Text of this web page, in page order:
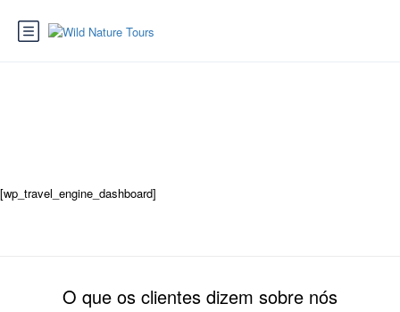
[wp_travel_engine_dashboard]
O que os clientes dizem sobre nós